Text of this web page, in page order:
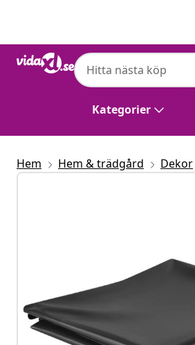
Kategorier
Hem Hem & trädgård Dekor